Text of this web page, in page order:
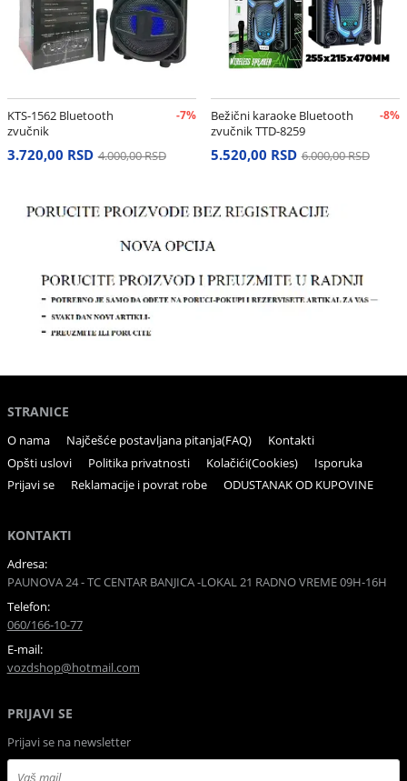
KTS-1562 Bluetooth
zvučnik
-7%
3.720,00 RSD 4.000,00 RSD
Bežični karaoke Bluetooth
zvučnik TTD-8259
-8%
5.520,00 RSD 6.000,00 RSD
STRANICE
O nama Najčešće postavljana pitanja(FAQ)
Kontakti
Opšti uslovi
Politika privatnosti Kolačići(Cookies)
Isporuka
Prijavi se
Reklamacije i povrat robe ODUSTANAK OD KUPOVINE
KONTAKTI
Adresa:
PAUNOVA 24 - TC CENTAR BANJICA -LOKAL 21 RADNO VREME 09H-16H
Telefon:
060/166-10-77
E-mail:
vozdshop@hotmail.com
PRIJAVI SE
Prijavi se na newsletter